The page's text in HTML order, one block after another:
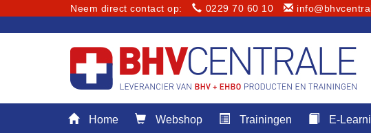
Neem direct contact op: 0229 70 60 10
Home
Home Webshop Trainingen E-